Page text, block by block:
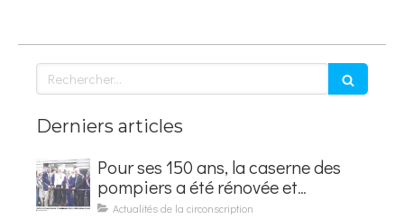
Rechercher
Derniers articles
Pour ses 150 ans, la caserne des
pompiers a été rénovée et
baptisée au nom d'Hubert
Actualités de la circonscription